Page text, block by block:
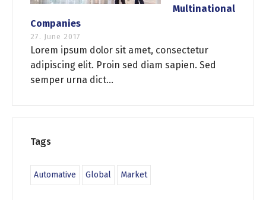
Multinational
Companies
27. June 2017
Lorem ipsum dolor sit amet, consectetur
adipiscing elit. Proin sed diam sapien. Sed
semper urna dict...
Tags
Automative Global Market